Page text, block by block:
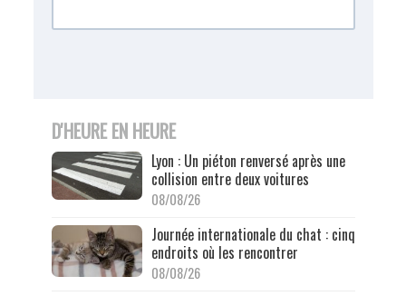
D'HEURE EN HEURE
Lyon : Un piéton renversé après une
collision entre deux voitures
08/08/26
Journée internationale du chat : cinq
endroits où les rencontrer
08/08/26